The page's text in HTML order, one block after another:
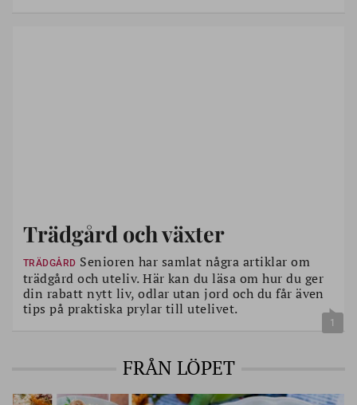
Trädgård och växter
TRÄDGÅRD Senioren har samlat några artiklar om
trädgård och uteliv. Här kan du läsa om hur du ger
din rabatt nytt liv, odlar utan jord och du får även
tips på praktiska prylar till utelivet.
1
FRÅN LÖPET